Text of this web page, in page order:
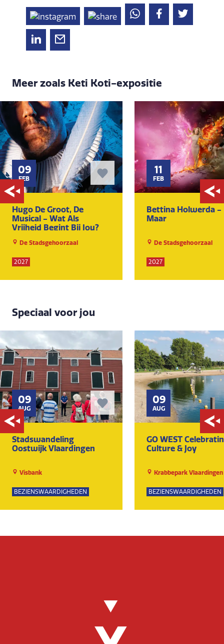
Meer zoals Keti Koti-expositie
09
FEB
Hugo De Groot, De
Musical - Wat Als
Vrijheid Begint Bij Jou?
De Stadsgehoorzaal
2027
11
FEB
Bettina Holwerda -
Maar
De Stadsgehoorzaal
2027
Speciaal voor jou
09
AUG
Stadswandeling
Oostwijk Vlaardingen
Visbank
BEZIENSWAARDIGHEDEN
09
AUG
GO WEST
Culture & Joy
Krabbepark Vlaardingen
BEZIENSWAARDIGHEDEN